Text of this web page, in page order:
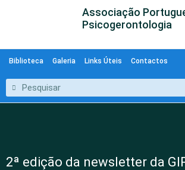
Associação
Psicogerontologia
Biblioteca Galeria Links Úteis Contactos
2ª edição da newsletter da